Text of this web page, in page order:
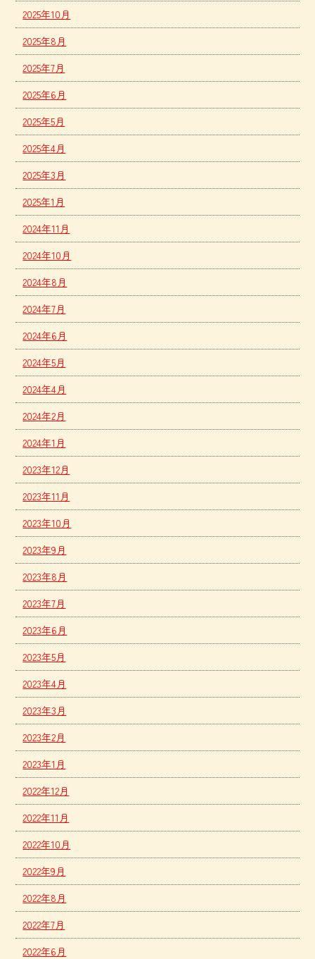
2025年10月
2025年8月
2025年7月
2025年6月
2025年5月
2025年4月
2025年3月
2025年1月
2024年11月
2024年10月
2024年8月
2024年7月
2024年6月
2024年5月
2024年4月
2024年2月
2024年1月
2023年12月
2023年11月
2023年10月
2023年9月
2023年8月
2023年7月
2023年6月
2023年5月
2023年4月
2023年3月
2023年2月
2023年1月
2022年12月
2022年11月
2022年10月
2022年9月
2022年8月
2022年7月
2022年6月